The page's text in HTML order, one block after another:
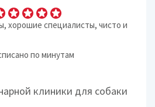
хорошие специалисты, чисто и
по минутам
клиники для собаки